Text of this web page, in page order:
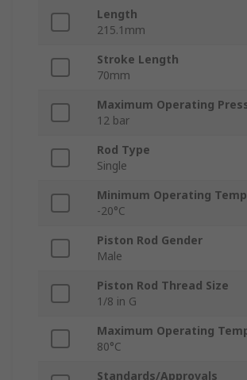
Length
215.1mm
Stroke Length
70mm
Maximum Operating
12 bar
Rod Type
Single
Minimum Operating
-20°C
Piston Rod Gender
Male
Piston Rod Thread Size
1/8 in G
Maximum Operating
80°C
Standards/Approvals